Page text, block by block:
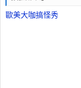
歐美大咖搞怪秀